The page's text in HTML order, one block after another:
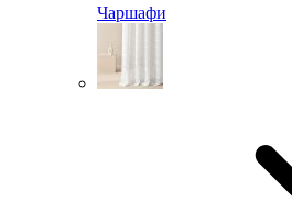
Чаршафи